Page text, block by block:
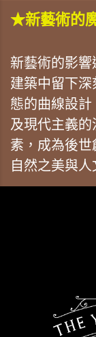
★新藝術的
新藝術的影
建築中留下
態的曲線設計
及現代主義
素，成為後
自然之美與